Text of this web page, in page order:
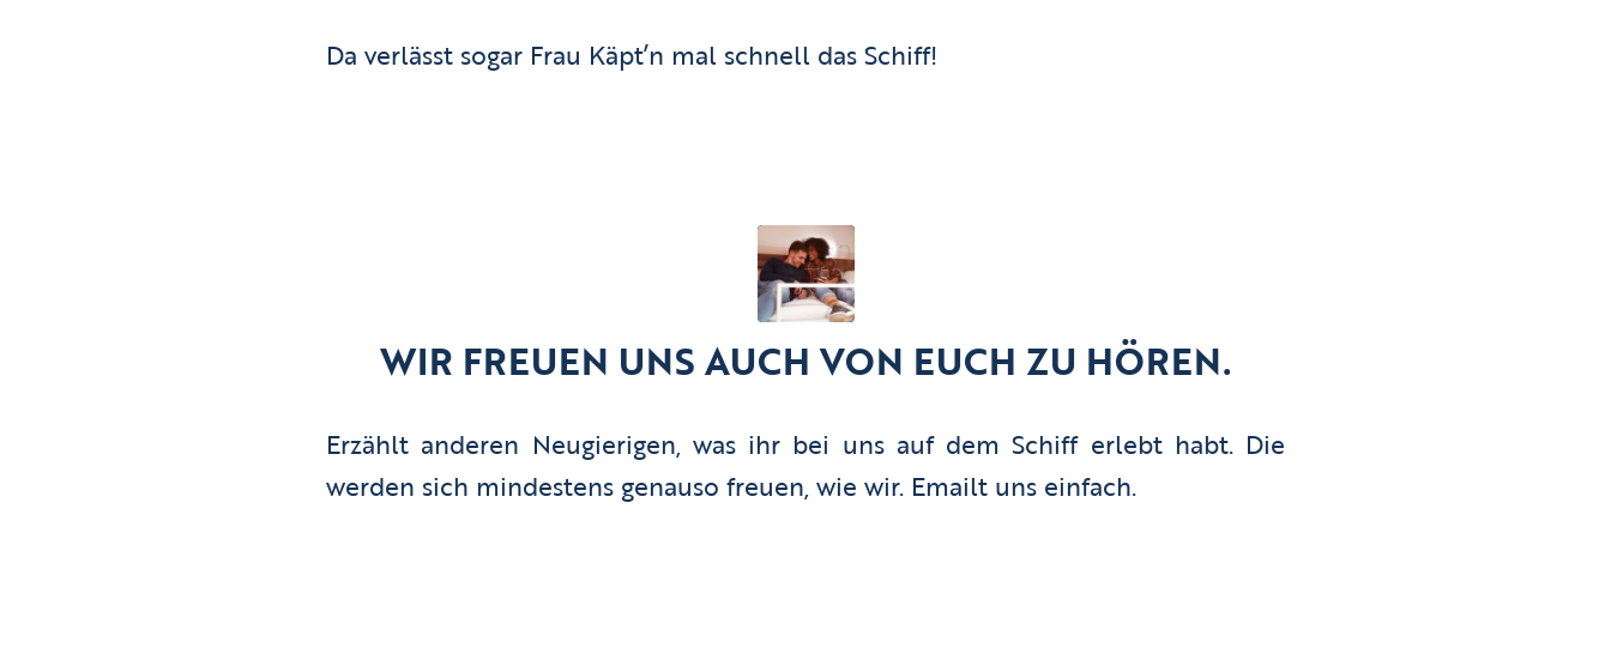
Da verlässt sogar Frau Käpt’n mal schnell das Schiff!
WIR FREUEN UNS AUCH VON EUCH ZU HÖREN.
Erzählt anderen Neugierigen, was ihr bei uns auf dem Schiff erlebt habt. Die
werden sich mindestens genauso freuen, wie wir. Emailt uns einfach.